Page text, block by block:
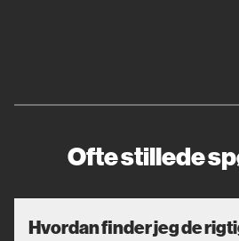
Ofte stillede
Hvordan finder jeg de